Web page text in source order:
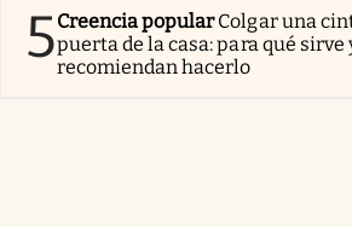
5Creencia popularColgar una
puerta de la casa: para qué sirve
recomiendan hacerlo